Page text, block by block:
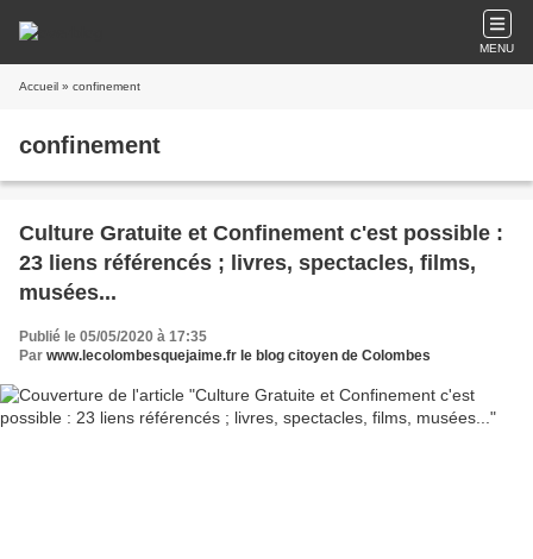
MENU
Accueil » confinement
confinement
Culture Gratuite et Confinement c'est possible :
23 liens référencés ; livres, spectacles, films,
musées...
Publié le 05/05/2020 à 17:35
Par www.lecolombesquejaime.fr le blog citoyen de Colombes